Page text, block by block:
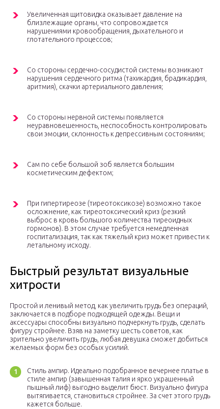
Увеличенная щитовидка оказывает давление на
близлежащие органы, что сопровождается
нарушениями кровообращения, дыхательного и
глотательного процессов;
Со стороны сердечно-сосудистой системы возникают
нарушения сердечного ритма (тахикардия, брадикардия,
аритмия), скачки артериального давления;
Со стороны нервной системы появляется
неуравновешенность, неспособность контролировать
свои эмоции, склонность к депрессивным состояниям;
Сам по себе большой зоб является большим
косметическим дефектом;
При гипертиреозе (тиреотоксикозе) возможно такое
осложнение, как тиреотоксический криз (резкий
выброс в кровь большого количества тиреоидных
гормонов). В этом случае требуется немедленная
госпитализация, так как тяжелый криз может привести к
летальному исходу.
Быстрый результат визуальные
хитрости
Простой и ленивый метод, как увеличить грудь без операций,
заключается в подборе подходящей одежды. Вещи и
аксессуары способны визуально подчеркнуть грудь, сделать
фигуру стройнее. Взяв на заметку шесть советов, как
зрительно увеличить грудь, любая девушка сможет добиться
желаемых форм без особых усилий.
Стиль ампир. Идеально подобранное вечернее платье в
стиле ампир (завышенная талия и ярко украшенный
пышный лиф) выгодно выделит бюст. Визуально фигура
вытягивается, становиться стройнее. За счет этого грудь
кажется больше.